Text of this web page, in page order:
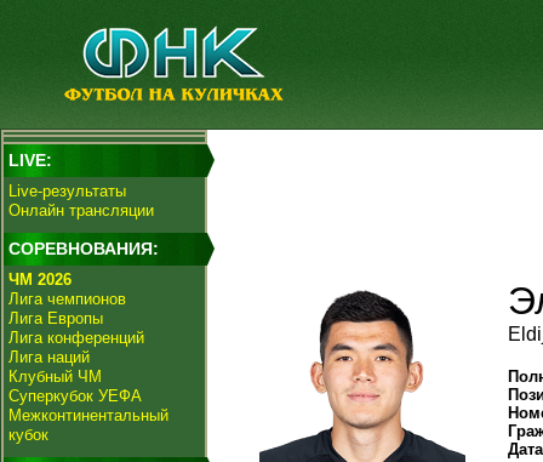
LIVE:
Live-результаты
Онлайн трансляции
СОРЕВНОВАНИЯ:
ЧМ 2026
Лига чемпионов
Лига Европы
Лига конференций
Лига наций
Клубный ЧМ
Суперкубок УЕФА
Межконтинентальный
кубок